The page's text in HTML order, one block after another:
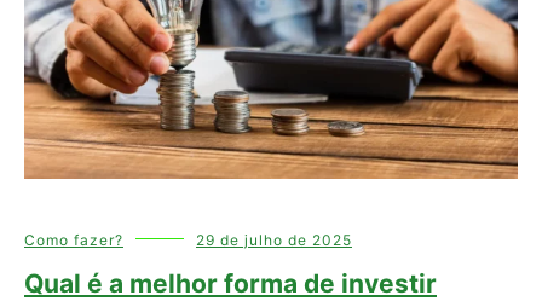
Como fazer? 29 de julho de 2025
Qual é a melhor forma de investir